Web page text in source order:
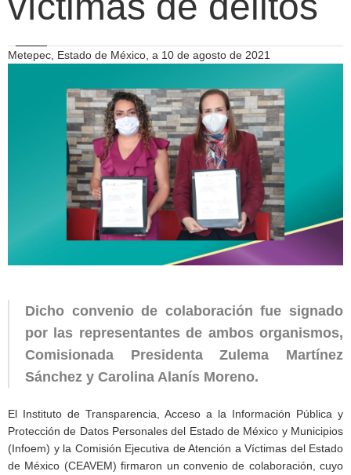
Metepec, Estado de México, a 10 de agosto de 2021
Dicho convenio de colaboración fue signado
por las representantes de ambos organismos,
Comisionada Presidenta Zulema Martínez
Sánchez y Carolina Alanís Moreno.
El Instituto de Transparencia, Acceso a la Información Pública y
Protección de Datos Personales del Estado de México y Municipios
(Infoem) y la Comisión Ejecutiva de Atención a Víctimas del Estado
de México (CEAVEM) firmaron un convenio de colaboración, cuyo